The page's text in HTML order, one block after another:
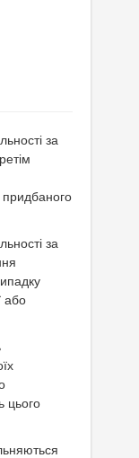
за
придбаного
за
або
цього